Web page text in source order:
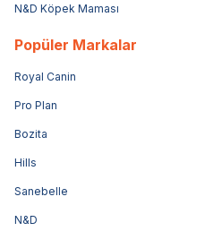
N&D Köpek Maması
Popüler Markalar
Royal Canin
Pro Plan
Bozita
Hills
Sanebelle
N&D